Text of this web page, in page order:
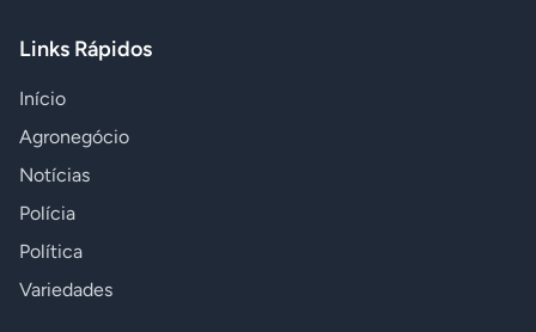
Links Rápidos
Início
Agronegócio
Notícias
Polícia
Política
Variedades